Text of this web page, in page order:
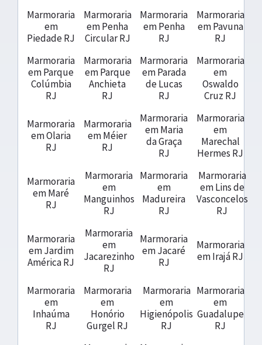
Marmoraria
em
Piedade RJ
Marmoraria
em Penha
Circular RJ
Marmoraria
em Penha
RJ
Marmoraria
em Pavuna
RJ
Marmoraria
em Parque
Colúmbia
RJ
Marmoraria
em Parque
Anchieta
RJ
Marmoraria
em Parada
de Lucas
RJ
Marmoraria
em
Oswaldo
Cruz RJ
Marmoraria
em Olaria
RJ
Marmoraria
em Méier
RJ
Marmoraria
em Maria
da Graça
RJ
Marmoraria
em
Marechal
Hermes RJ
Marmoraria
em Maré
RJ
Marmoraria
em
Manguinhos
RJ
Marmoraria
em
Madureira
RJ
Marmoraria
em Lins de
Vasconcelos
RJ
Marmoraria
em Jardim
América RJ
Marmoraria
em
Jacarezinho
RJ
Marmoraria
em Jacaré
RJ
Marmoraria
em Irajá RJ
Marmoraria
em
Inhaúma
RJ
Marmoraria
em
Honório
Gurgel RJ
Marmoraria
em
Higienópolis
RJ
Marmoraria
em
Guadalupe
RJ